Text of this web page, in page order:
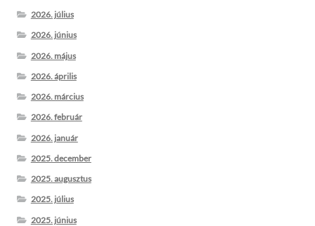
2026. július
2026. június
2026. május
2026. április
2026. március
2026. február
2026. január
2025. december
2025. augusztus
2025. július
2025. június